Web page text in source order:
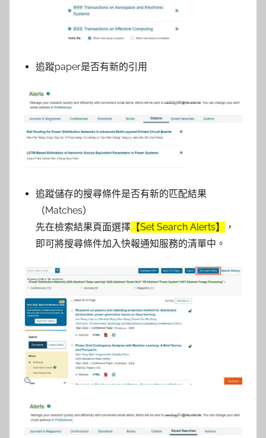
追蹤paper是否有新的引用
追蹤儲存的搜尋條件是否有新的匹配結果
（Matches）
先在檢索結果頁面選擇 【Set Search Alerts】
，
即可將搜尋條件加入快報通知服務的清單中。